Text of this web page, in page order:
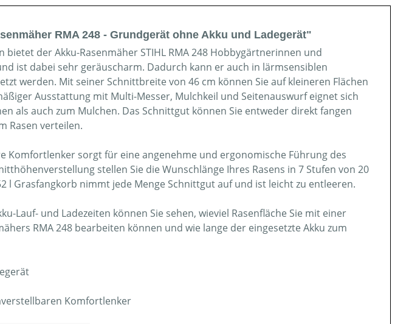
RMA 248 - Grundgerät ohne Akku und Ladegerät"
der Akku-Rasenmäher STIHL RMA 248 Hobbygärtnerinnen und
ist dabei sehr geräuscharm. Dadurch kann er auch in lärmsensiblen
werden. Mit seiner Schnittbreite von 46 cm können Sie auf kleineren Flächen
Ausstattung mit Multi-Messer, Mulchkeil und Seitenauswurf eignet sich
als auch zum Mulchen. Das Schnittgut können Sie entweder direkt fangen
Rasen verteilen.
Komfortlenker sorgt für eine angenehme und ergonomische Führung des
stellen Sie die Wunschlänge Ihres Rasens in 7 Stufen von 20
l Grasfangkorb nimmt jede Menge Schnittgut auf und ist leicht zu entleeren.
Lauf- und Ladezeiten können Sie sehen, wieviel Rasenfläche Sie mit einer
RMA 248 bearbeiten können und wie lange der eingesetzte Akku zum
Komfortlenker